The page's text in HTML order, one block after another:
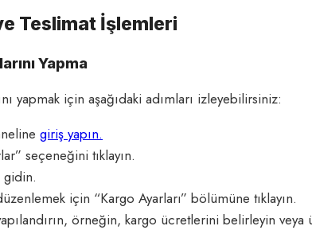
Teslimat İşlemleri
Yapma
yapmak için aşağıdaki adımları izleyebilirsiniz:
giriş yapın.
seçeneğini tıklayın.
gidin.
için “Kargo Ayarları” bölümüne tıklayın.
örneğin, kargo ücretlerini belirleyin